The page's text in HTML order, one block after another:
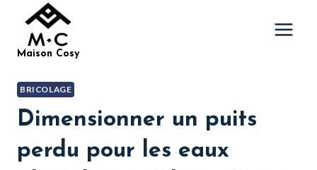
contenu
Maison Cosy
BRICOLAGE
Dimensionner un puits
perdu pour les eaux